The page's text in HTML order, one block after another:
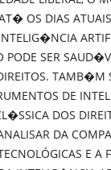
OS DIAS ATUAIS
SER
TAMB�M
DE
DOS
DA
E A